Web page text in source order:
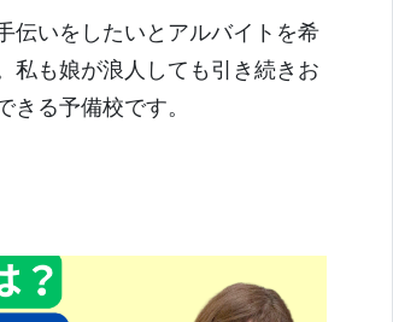
伝いをしたいとアルバイトを希
私も娘が浪人しても引き続きお
る予備校です。